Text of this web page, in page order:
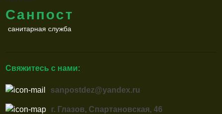
Санпост
санитарная служба
Свяжитесь с нами:
sanpostdez@yandex.ru
г. Глазов, Спартановская, 46